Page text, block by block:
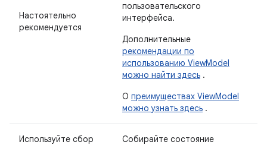
Настоятельно
рекомендуется
пользовательского
интерфейса.
Дополнительные
рекомендации по
использованию ViewModel
можно найти здесь .
О преимуществах ViewModel
можно узнать здесь .
Используйте сбор
Собирайте состояние